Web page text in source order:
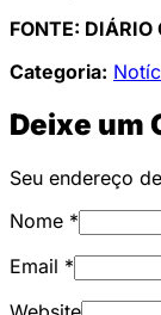
FONTE: DIÁRIO
Categoria:
Deixe um
Seu endereço
Nome *
Email *